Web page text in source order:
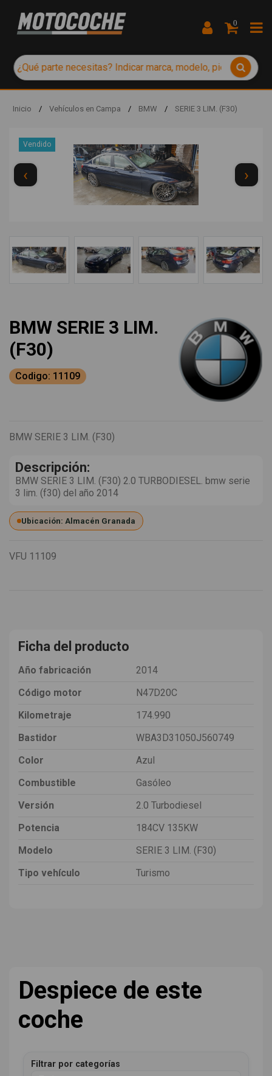
0
Inicio / Vehículos en Campa / BMW / SERIE 3 LIM. (F30)
Vendido
‹ ›
BMW SERIE 3 LIM.
(F30)
Codigo: 11109
BMW SERIE 3 LIM. (F30)
Descripción:
BMW SERIE 3 LIM. (F30) 2.0 TURBODIESEL. bmw serie
3 lim. (f30) del año 2014
Ubicación: Almacén Granada
VFU 11109
Ficha del producto
Año fabricación
2014
Código motor
N47D20C
Kilometraje
174.990
Bastidor
WBA3D31050J560749
Color
Azul
Combustible
Gasóleo
Versión
2.0 Turbodiesel
Potencia
184CV 135KW
Modelo
SERIE 3 LIM. (F30)
Tipo vehículo
Turismo
Despiece de este
coche
Filtrar por categorías